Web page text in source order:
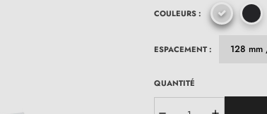
COULEURS :
ESPACEMENT :
QUANTITÉ